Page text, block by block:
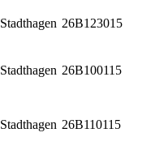
Stadthagen 26B123015
Stadthagen 26B100115
Stadthagen 26B110115